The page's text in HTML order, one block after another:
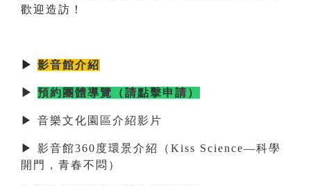
歡迎造訪！
▶ 影音館介紹
▶ 預約團體導覽（請點擊申請）
▶ 音樂文化園區介紹影片
▶ 影音館360度環景介紹（Kiss Science—科學
開門，青春不悶）